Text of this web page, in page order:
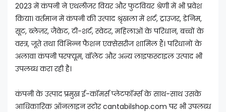
2023 में कंपनी ने एथलीजर वियर और फुटवियर श्रेणी में भी प्रवेश
किया। वर्तमान में कंपनी की उत्पाद श्रृंखला में शर्ट, ट्राउजर, डेनिम,
सूट, ब्लेज़र, जैकेट, टी-शर्ट, स्वेटर, महिलाओं के परिधान, बच्चों के
वस्त्र, जूते तथा विभिन्न फैशन एक्सेसरीज शामिल हैं। परिधानों के
अलावा कंपनी परफ्यूम, वॉलेट और अन्य लाइफस्टाइल उत्पाद भी
उपलब्ध करा रही है।
कंपनी के उत्पाद प्रमुख ई-कॉमर्स प्लेटफॉर्म्स के साथ-साथ उसके
आधिकारिक ऑनलाइन स्टोर cantabilshop.com⁠ पर भी उपलब्ध